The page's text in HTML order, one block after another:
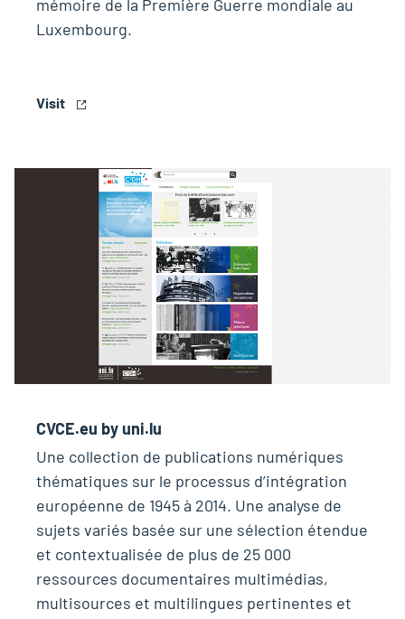
mémoire de la Première Guerre mondiale au
Luxembourg.
Visit
CVCE.eu by uni.lu
Une collection de publications numériques
thématiques sur le processus d’intégration
européenne de 1945 à 2014. Une analyse de
sujets variés basée sur une sélection étendue
et contextualisée de plus de 25 000
ressources documentaires multimédias,
multisources et multilingues pertinentes et